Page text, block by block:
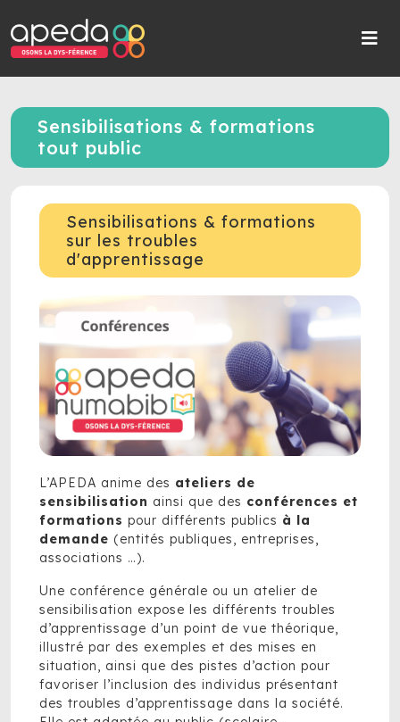
Sensibilisations & formations
tout public
Sensibilisations & formations
sur les troubles
d'apprentissage
L’APEDA anime des ateliers de
sensibilisation ainsi que des conférences et
formations pour différents publics à la
demande (entités publiques, entreprises,
associations …).
Une conférence générale ou un atelier de
sensibilisation expose les différents troubles
d’apprentissage d’un point de vue théorique,
illustré par des exemples et des mises en
situation, ainsi que des pistes d’action pour
favoriser l’inclusion des individus présentant
des troubles d’apprentissage dans la société.